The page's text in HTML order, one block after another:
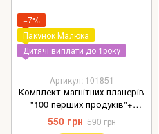
−7%
Пакунок Малюка
Дитячі виплати до 1року
Артикул: 101851
Комплект магнітних планерів
"100 перших продуків"+
меню, Панда
550 грн 590 грн